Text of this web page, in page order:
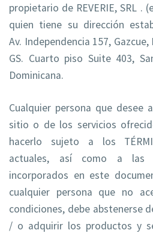
propietario de REVERIE, SRL .
quien tiene su dirección
Av. Independencia 157,
GS. Cuarto piso Suite 403,
Dominicana.
Cualquier persona que desee
sitio o de los servicios
hacerlo sujeto a los
actuales, así como a las
incorporados en este
cualquier persona que no
condiciones, debe abstenerse
/ o adquirir los productos y